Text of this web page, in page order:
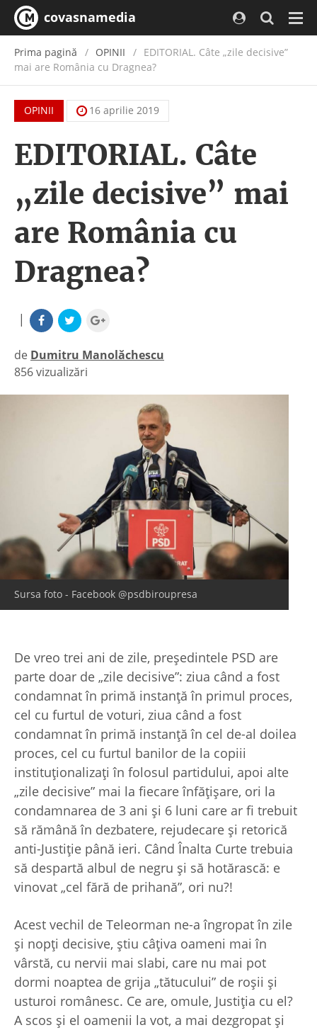
covasnamedia
Prima pagină OPINII
EDITORIAL. Câte „zile decisive”
mai are România cu Dragnea?
OPINII 16 aprilie 2019
EDITORIAL. Câte
„zile decisive” mai
are România cu
Dragnea?
|
de Dumitru Manolăchescu
|
856 vizualizări
Sursa foto - Facebook @psdbiroupresa
De vreo trei ani de zile, preşedintele PSD are
parte doar de „zile decisive”: ziua când a fost
condamnat în primă instanţă în primul proces,
cel cu furtul de voturi, ziua când a fost
condamnat în primă instanţă în cel de-al doilea
proces, cel cu furtul banilor de la copiii
instituţionalizaţi în folosul partidului, apoi alte
„zile decisive” mai la fiecare înfăţişare, ori la
condamnarea de 3 ani şi 6 luni care ar fi trebuit
să rămână în dezbatere, rejudecare şi retorică
anti-Justiţie până ieri. Când Înalta Curte trebuia
să despartă albul de negru şi să hotărască: e
vinovat „cel fără de prihană”, ori nu?!
Acest vechil de Teleorman ne-a îngropat în zile
şi nopţi decisive, ştiu câţiva oameni mai în
vârstă, cu nervii mai slabi, care nu mai pot
dormi noaptea de grija „tătucului” de roşii şi
usturoi românesc. Ce are, omule, Justiţia cu el?
A scos şi el oamenii la vot, a mai dezgropat şi